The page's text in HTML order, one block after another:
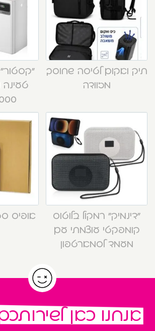
תיק ואקום לטיסה שחוסך
מזוודה
mAh
“דינמיק” רמקול בלוטוס
קומפקטי עוצמתי עם
מעמד לסמארטפון
אופיס
אנחנו כאן